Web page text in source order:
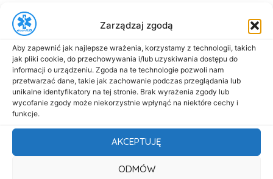
Zarządzaj zgodą
Aby zapewnić jak najlepsze wrażenia, korzystamy z technologii, takich
jak pliki cookie, do przechowywania i/lub uzyskiwania dostępu do
informacji o urządzeniu. Zgoda na te technologie pozwoli nam
przetwarzać dane, takie jak zachowanie podczas przeglądania lub
unikalne identyfikatory na tej stronie. Brak wyrażenia zgody lub
wycofanie zgody może niekorzystnie wpłynąć na niektóre cechy i
funkcje.
AKCEPTUJĘ
ODMÓW
Menu
Start
O nas
Oferta
Cennik
Aktualności
Kontakt
Informacje
Deklaracja dostępności